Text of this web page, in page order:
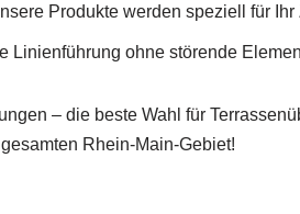
Produkte werden speziell für
Linienführung ohne störende
– die beste Wahl für
Rhein-Main-Gebiet!